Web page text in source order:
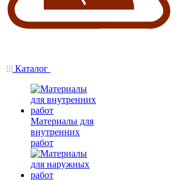
Каталог
Материалы для
внутренних
работ